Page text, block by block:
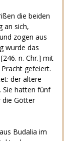
die beiden
an sich,
zogen aus
wurde das
n. Chr.] mit
gefeiert.
der ältere
Sie hatten fünf
die Götter
Budalia im